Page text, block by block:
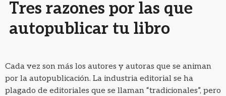
Tres razones por las que
autopublicar tu libro
Cada vez son más los autores y autoras que se animan
por la autopublicación. La industria editorial se ha
plagado de editoriales que se llaman “tradicionales”, pero